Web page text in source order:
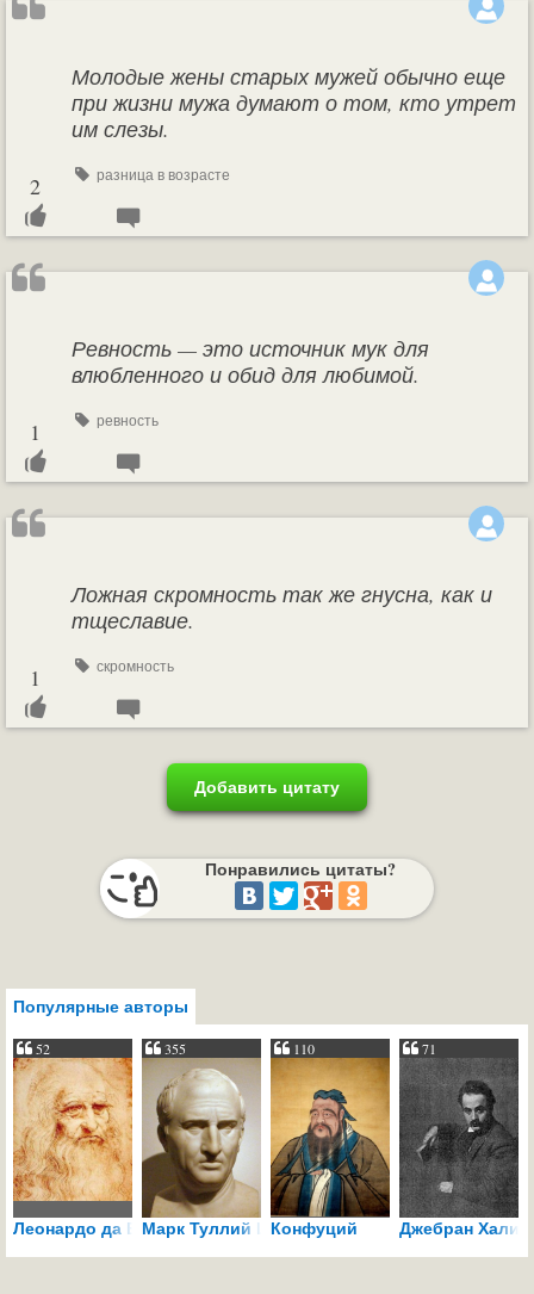
Молодые жены старых мужей обычно еще
при жизни мужа думают о том, кто утрет
им слезы.
разница в возрасте
2
Ревность — это источник мук для
влюбленного и обид для любимой.
ревность
1
Ложная скромность так же гнусна, как и
тщеславие.
скромность
1
Добавить цитату
Понравились цитаты?
Популярные авторы
52
Леонардо да Винчи
355
Марк Туллий Цицерон
110
Конфуций
71
Джебран